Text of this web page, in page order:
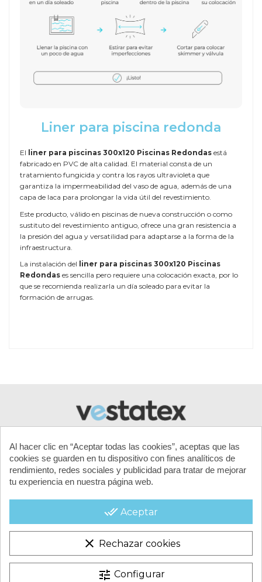
Liner para piscina redonda
El liner para piscinas 300x120 Piscinas Redondas está
fabricado en PVC de alta calidad. El material consta de un
tratamiento fungicida y contra los rayos ultravioleta que
garantiza la impermeabilidad del vaso de agua, además de una
capa de laca para prolongar la vida útil del revestimiento.
Este producto, válido en piscinas de nueva construcción o como
sustituto del revestimiento antiguo, ofrece una gran resistencia a
la presión del agua y versatilidad para adaptarse a la forma de la
infraestructura.
La instalación del liner para piscinas 300x120 Piscinas
Redondas es sencilla pero requiere una colocación exacta, por lo
que se recomienda realizarla un día soleado para evitar la
formación de arrugas.
CONTACTA CON NOSOTROS
CONDICIONES COMERCIALES
Al hacer clic en “Aceptar todas las cookies”, aceptas que las
cookies se guarden en tu dispositivo con fines analíticos de
rendimiento, redes sociales y publicidad para tratar de mejorar
tu experiencia en nuestra página web.
done_all Aceptar
clear Rechazar cookies
tune Configurar